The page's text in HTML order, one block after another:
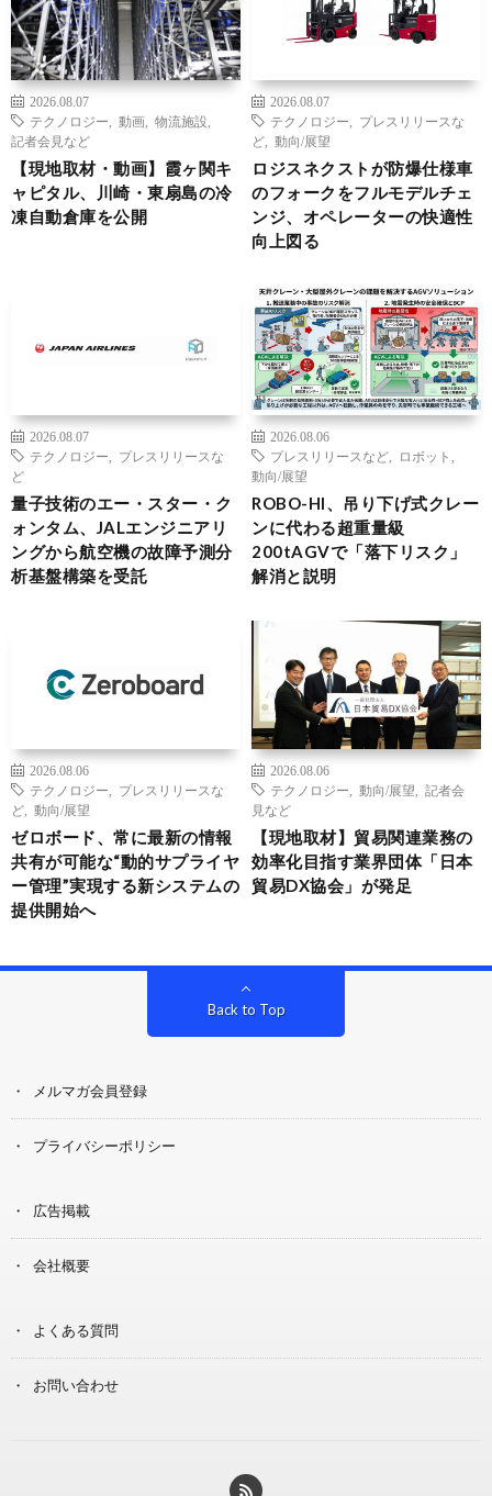
2026.08.07
テクノロジー
動画 物流施設
記者会見など
【現地取材・動画】霞ヶ関キ
ャピタル、川崎・東扇島の冷
凍自動倉庫を公開
2026.08.07
テクノロジー
プレスリリースな
ど
動向/展望
ロジスネクストが防爆仕様車
のフォークをフルモデルチェ
ンジ、オペレーターの快適性
向上図る
2026.08.07
テクノロジー
プレスリリースな
ど
量子技術のエー・スター・ク
ォンタム、JALエンジニアリ
ングから航空機の故障予測分
析基盤構築を受託
2026.08.06
プレスリリースなど
ロボット
動向/展望
ROBO-HI、吊り下げ式クレー
ンに代わる超重量級
200tAGVで「落下リスク」
解消と説明
2026.08.06
テクノロジー
プレスリリースな
ど
動向/展望
ゼロボード、常に最新の情報
共有が可能な“動的サプライヤ
ー管理”実現する新システムの
提供開始へ
2026.08.06
テクノロジー
動向/展望
記者会
見など
【現地取材】貿易関連業務の
効率化目指す業界団体「日本
貿易DX協会」が発足
Back to Top
メルマガ会員登録
プライバシーポリシー
広告掲載
会社概要
よくある質問
お問い合わせ